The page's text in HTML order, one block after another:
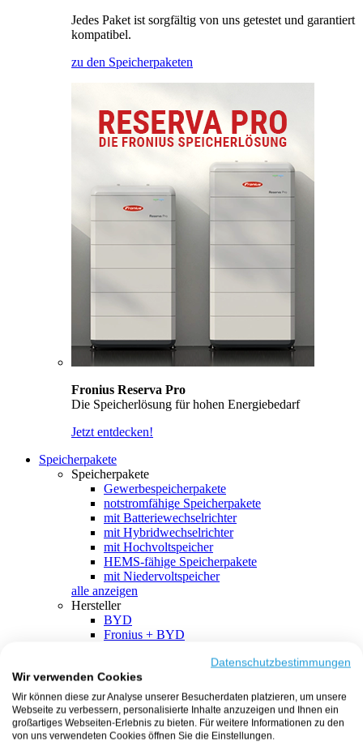
Jedes Paket ist sorgfältig von uns getestet und garantiert
kompatibel.
zu den Speicherpaketen
Fronius Reserva Pro
Die Speicherlösung für hohen Energiebedarf
Jetzt entdecken!
Speicherpakete
Speicherpakete
Gewerbespeicherpakete
notstromfähige Speicherpakete
mit Batteriewechselrichter
mit Hybridwechselrichter
mit Hochvoltspeicher
HEMS-fähige Speicherpakete
mit Niedervoltspeicher
alle anzeigen
Hersteller
BYD
Fronius + BYD
SMA + BYD
EcoFlow
EcoFlow + EcoFlow
FENECON
FENECON + FENECON
Datenschutzbestimmungen
Wir verwenden Cookies
Wir können diese zur Analyse unserer Besucherdaten platzieren, um unsere
Webseite zu verbessern, personalisierte Inhalte anzuzeigen und Ihnen ein
großartiges Webseiten-Erlebnis zu bieten. Für weitere Informationen zu den
von uns verwendeten Cookies öffnen Sie die Einstellungen.